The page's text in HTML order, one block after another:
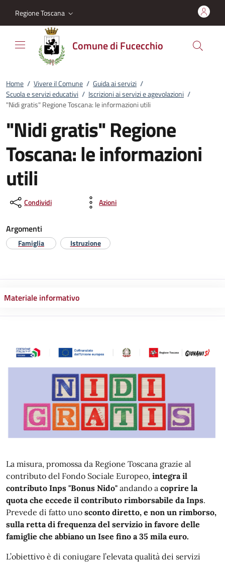
Regione Toscana
Comune di Fucecchio
Home / Vivere il Comune / Guida ai servizi /
Scuola e servizi educativi / Iscrizioni ai servizi e agevolazioni /
"Nidi gratis" Regione Toscana: le informazioni utili
"Nidi gratis" Regione
Toscana: le informazioni
utili
Condividi Azioni
Argomenti
Famiglia Istruzione
Materiale informativo
La misura, promossa da Regione Toscana grazie al
contributo del Fondo Sociale Europeo, integra il
contributo Inps "Bonus Nido" andando a coprire la
quota che eccede il contributo rimborsabile da Inps.
Prevede di fatto uno sconto diretto, e non un rimborso,
sulla retta di frequenza del servizio in favore delle
famiglie che abbiano un Isee fino a 35 mila euro.
L’obiettivo è di coniugare l’elevata qualità dei servizi